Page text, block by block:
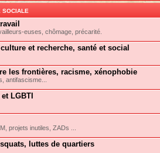
SOCIALE
euses, chômage, précarité.
et recherche, santé et social
les frontières, racisme, xénophobie
antifascisme...
LGBTI
projets inutiles, ZADs ...
luttes de quartiers